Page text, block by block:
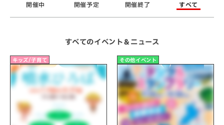
開催中 開催予定 開催終了 すべて
すべてのイベント＆ニュース
キッズ/子育て その他イベント